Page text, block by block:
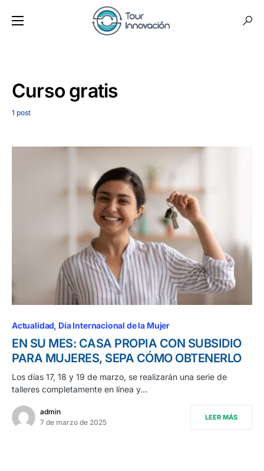
Curso gratis
1 post
Actualidad Día Internacional de la Mujer
EN SU MES: CASA PROPIA CON SUBSIDIO
PARA MUJERES, SEPA CÓMO OBTENERLO
Los días 17, 18 y 19 de marzo, se realizarán una serie de
talleres completamente en línea y…
admin
7 de marzo de 2025
LEER MÁS